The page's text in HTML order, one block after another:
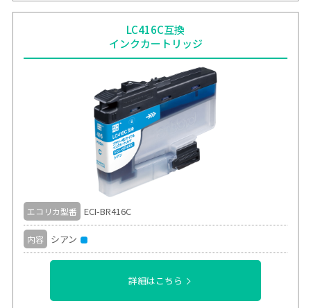
LC416C互換
インクカートリッジ
エコリカ型番 ECI-BR416C
内容 シアン
詳細はこちら